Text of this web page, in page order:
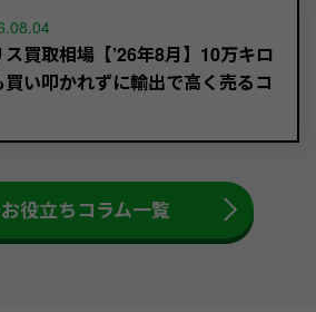
ス買取相場【’26年8月】10万キロ
買い叩かれずに輸出で高く売るコ
役立ちコラム一覧